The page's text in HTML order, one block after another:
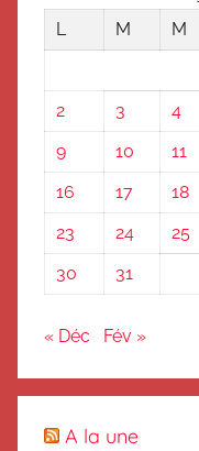
L
M M
2
3 4
9
10 11
16
17 18
23
24 25
30
31
« Déc Fév »
A la une